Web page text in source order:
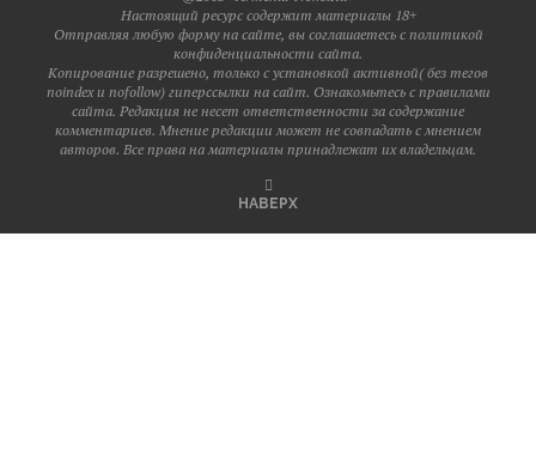
Настоящий ресурс содержит материалы 18+
Отправляя любую форму на сайте, вы соглашаетесь с политикой
конфиденциальности сайта.
Копирование разрешено, только с установкой активной( без тегов
noindex и nofollow) гиперссылки на сайт. Ознакомьтесь с правилами
сайта. Редакция не несет ответственности за содержание
комментариев. Мнение редакции может не совпадать с мнением
авторов. Все права на материалы принадлежат их владельцам.
НАВЕРХ